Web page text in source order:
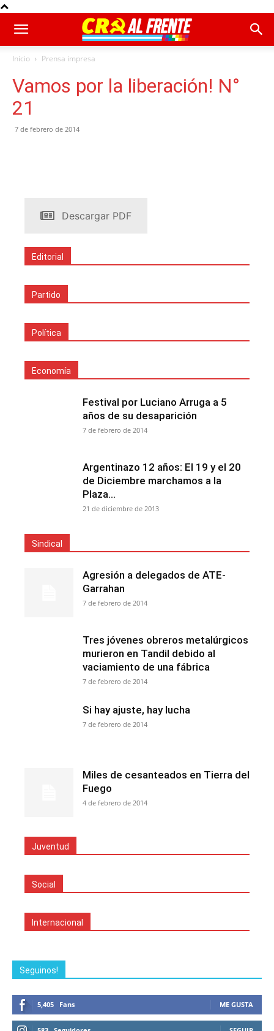
Inicio Prensa impresa
Vamos por la liberación! N°
21
7 de febrero de 2014
Descargar PDF
Editorial
Partido
Política
Economía
Festival por Luciano Arruga a 5
años de su desaparición
7 de febrero de 2014
Argentinazo 12 años: El 19 y el 20
de Diciembre marchamos a la
Plaza...
21 de diciembre de 2013
Sindical
Agresión a delegados de ATE-
Garrahan
7 de febrero de 2014
Tres jóvenes obreros metalúrgicos
murieron en Tandil debido al
vaciamiento de una fábrica
7 de febrero de 2014
Si hay ajuste, hay lucha
7 de febrero de 2014
Miles de cesanteados en Tierra del
Fuego
4 de febrero de 2014
Juventud
Social
Internacional
Seguinos!
5,405 Fans ME GUSTA